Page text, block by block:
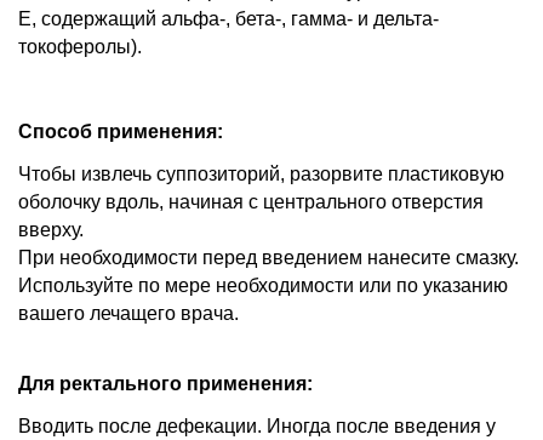
Е, содержащий альфа-, бета-, гамма- и дельта-
токоферолы).
Способ применения:
Чтобы извлечь суппозиторий, разорвите пластиковую
оболочку вдоль, начиная с центрального отверстия
вверху.
При необходимости перед введением нанесите смазку.
Используйте по мере необходимости или по указанию
вашего лечащего врача.
Для ректального применения:
Вводить после дефекации. Иногда после введения у